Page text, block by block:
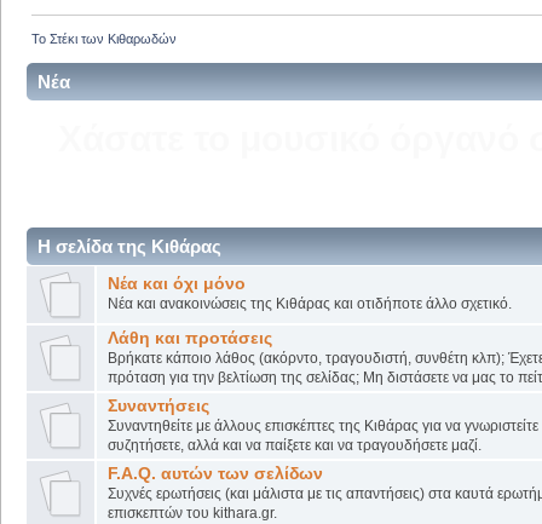
Το Στέκι των Κιθαρωδών
Νέα
Η σελίδα της Κιθάρας
Νέα και όχι μόνο
Νέα και ανακοινώσεις της Κιθάρας και οτιδήποτε άλλο σχετικό.
Λάθη και προτάσεις
Βρήκατε κάποιο λάθος (ακόρντο, τραγουδιστή, συνθέτη κλπ);
πρόταση για την βελτίωση της σελίδας; Μη διστάσετε να μας το
Συναντήσεις
Συναντηθείτε με άλλους επισκέπτες της Κιθάρας για να
συζητήσετε, αλλά και να παίξετε και να τραγουδήσετε μαζί.
F.A.Q. αυτών των σελίδων
Συχνές ερωτήσεις (και μάλιστα με τις απαντήσεις) στα καυτά
επισκεπτών του kithara.gr.